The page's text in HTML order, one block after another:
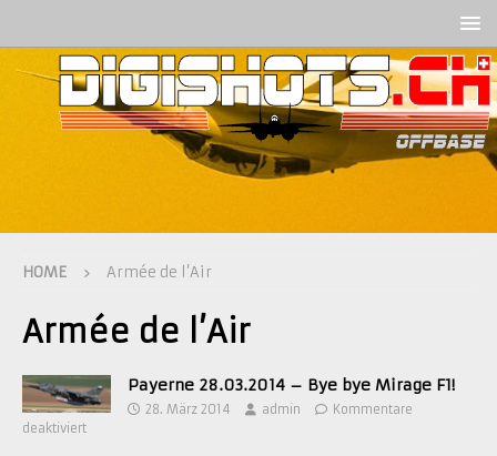
HOME Armée de l’Air
Armée de l’Air
Payerne 28.03.2014 – Bye bye Mirage F1!
28. März 2014 admin
Kommentare
deaktiviert